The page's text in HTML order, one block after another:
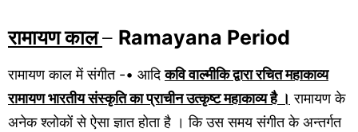
रामायण काल– Ramayana Period
रामायण काल में संगीत -• आदिकवि वाल्मीकि द्वारा रचित महाकाव्य
रामायण भारतीय संस्कृति का प्राचीन उत्कृष्ट महाकाव्य है । रामायण के
अनेक श्लोकों से ऐसा ज्ञात होता है । कि उस समय संगीत के अन्तर्गत